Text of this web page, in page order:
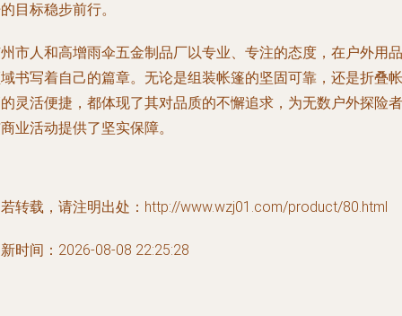
目标稳步前行。
市人和高增雨伞五金制品厂以专业、专注的态度，在户外用品
书写着自己的篇章。无论是组装帐篷的坚固可靠，还是折叠帐
灵活便捷，都体现了其对品质的不懈追求，为无数户外探险者
业活动提供了坚实保障。
转载，请注明出处：http://www.wzj01.com/product/80.html
时间：2026-08-08 22:25:28